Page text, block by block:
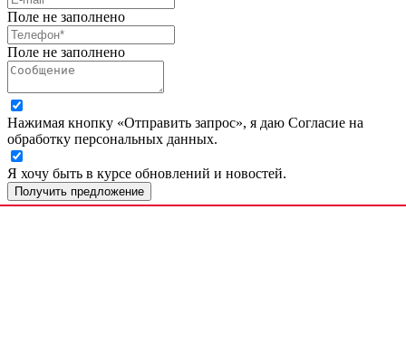
Поле не заполнено
Поле не заполнено
Нажимая кнопку «Отправить запрос», я даю Согласие на
обработку персональных данных.
Я хочу быть в курсе обновлений и новостей.
Получить предложение